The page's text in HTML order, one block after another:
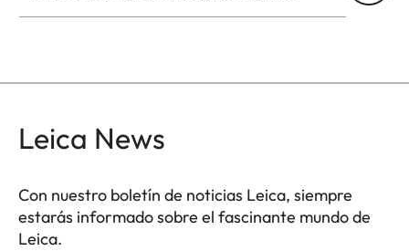
Leica News
Con nuestro boletín de noticias Leica, siempre
estarás informado sobre el fascinante mundo de
Leica.